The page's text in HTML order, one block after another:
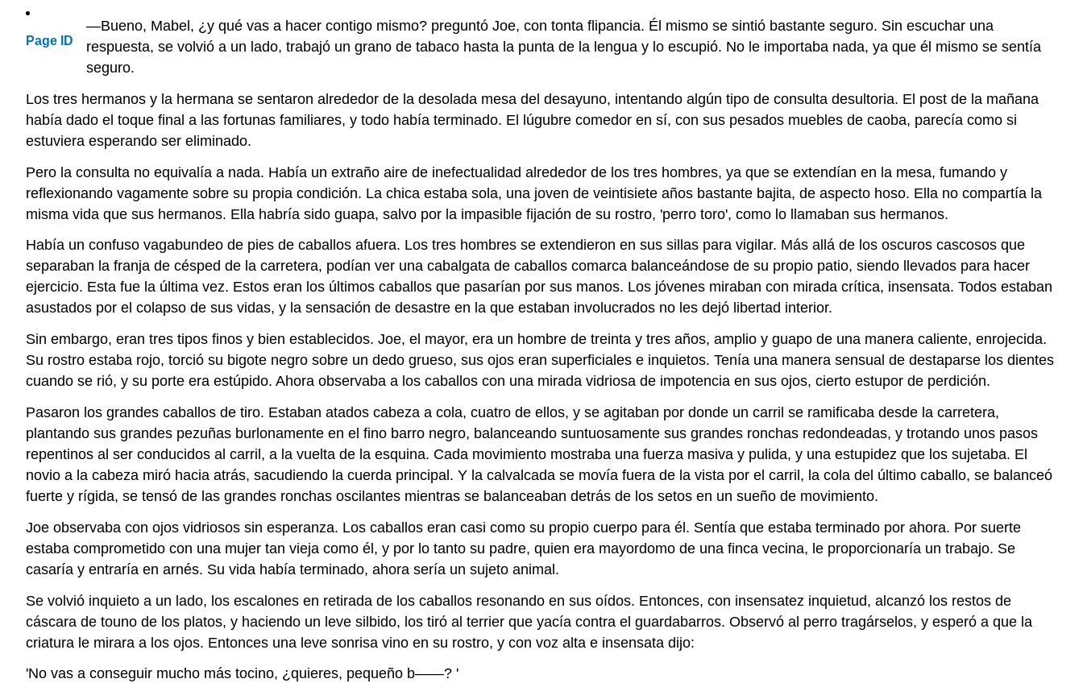
Page ID
—Bueno, Mabel, ¿y qué vas a hacer contigo mismo? preguntó Joe, con tonta flipancia. Él mismo se sintió bastante seguro. Sin escuchar una
respuesta, se volvió a un lado, trabajó un grano de tabaco hasta la punta de la lengua y lo escupió. No le importaba nada, ya que él mismo se sentía
seguro.
Los tres hermanos y la hermana se sentaron alrededor de la desolada mesa del desayuno, intentando algún tipo de consulta desultoria. El post de la mañana
había dado el toque final a las fortunas familiares, y todo había terminado. El lúgubre comedor en sí, con sus pesados muebles de caoba, parecía como si
estuviera esperando ser eliminado.
Pero la consulta no equivalía a nada. Había un extraño aire de inefectualidad alrededor de los tres hombres, ya que se extendían en la mesa, fumando y
reflexionando vagamente sobre su propia condición. La chica estaba sola, una joven de veintisiete años bastante bajita, de aspecto hoso. Ella no compartía la
misma vida que sus hermanos. Ella habría sido guapa, salvo por la impasible fijación de su rostro, 'perro toro', como lo llamaban sus hermanos.
Había un confuso vagabundeo de pies de caballos afuera. Los tres hombres se extendieron en sus sillas para vigilar. Más allá de los oscuros cascosos que
separaban la franja de césped de la carretera, podían ver una cabalgata de caballos comarca balanceándose de su propio patio, siendo llevados para hacer
ejercicio. Esta fue la última vez. Estos eran los últimos caballos que pasarían por sus manos. Los jóvenes miraban con mirada crítica, insensata. Todos estaban
asustados por el colapso de sus vidas, y la sensación de desastre en la que estaban involucrados no les dejó libertad interior.
Sin embargo, eran tres tipos finos y bien establecidos. Joe, el mayor, era un hombre de treinta y tres años, amplio y guapo de una manera caliente, enrojecida.
Su rostro estaba rojo, torció su bigote negro sobre un dedo grueso, sus ojos eran superficiales e inquietos. Tenía una manera sensual de destaparse los dientes
cuando se rió, y su porte era estúpido. Ahora observaba a los caballos con una mirada vidriosa de impotencia en sus ojos, cierto estupor de perdición.
Pasaron los grandes caballos de tiro. Estaban atados cabeza a cola, cuatro de ellos, y se agitaban por donde un carril se ramificaba desde la carretera,
plantando sus grandes pezuñas burlonamente en el fino barro negro, balanceando suntuosamente sus grandes ronchas redondeadas, y trotando unos pasos
repentinos al ser conducidos al carril, a la vuelta de la esquina. Cada movimiento mostraba una fuerza masiva y pulida, y una estupidez que los sujetaba. El
novio a la cabeza miró hacia atrás, sacudiendo la cuerda principal. Y la calvalcada se movía fuera de la vista por el carril, la cola del último caballo, se balanceó
fuerte y rígida, se tensó de las grandes ronchas oscilantes mientras se balanceaban detrás de los setos en un sueño de movimiento.
Joe observaba con ojos vidriosos sin esperanza. Los caballos eran casi como su propio cuerpo para él. Sentía que estaba terminado por ahora. Por suerte
estaba comprometido con una mujer tan vieja como él, y por lo tanto su padre, quien era mayordomo de una finca vecina, le proporcionaría un trabajo. Se
casaría y entraría en arnés. Su vida había terminado, ahora sería un sujeto animal.
Se volvió inquieto a un lado, los escalones en retirada de los caballos resonando en sus oídos. Entonces, con insensatez inquietud, alcanzó los restos de
cáscara de touno de los platos, y haciendo un leve silbido, los tiró al terrier que yacía contra el guardabarros. Observó al perro tragárselos, y esperó a que la
criatura le mirara a los ojos. Entonces una leve sonrisa vino en su rostro, y con voz alta e insensata dijo:
'No vas a conseguir mucho más tocino, ¿quieres, pequeño b——? '